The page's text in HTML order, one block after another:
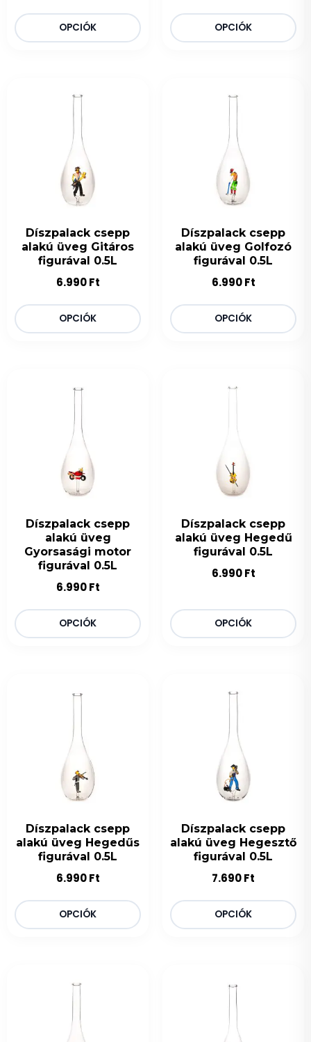
OPCIÓK OPCIÓK
Díszpalack csepp
alakú üveg Gitáros
figurával 0.5L
6.990Ft
OPCIÓK
Díszpalack csepp
alakú üveg Golfozó
figurával 0.5L
6.990Ft
OPCIÓK
Díszpalack csepp
alakú üveg
Gyorsasági motor
figurával 0.5L
6.990Ft
OPCIÓK
Díszpalack csepp
alakú üveg Hegedű
figurával 0.5L
6.990Ft
OPCIÓK
Díszpalack csepp
alakú üveg Hegedűs
figurával 0.5L
6.990Ft
OPCIÓK
Díszpalack csepp
alakú üveg Hegesztő
figurával 0.5L
7.690Ft
OPCIÓK